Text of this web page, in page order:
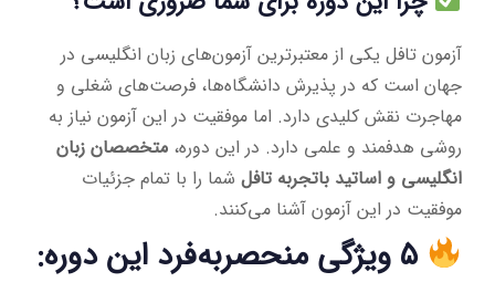
آزمون تافل یکی از معتبرترین آزمون‌های زبان انگلیسی در
جهان است که در پذیرش دانشگاه‌ها، فرصت‌های شغلی و
مهاجرت نقش کلیدی دارد. اما موفقیت در این آزمون نیاز به
روشی هدفمند و علمی دارد. در این دوره، متخصصان زبان
انگلیسی و اساتید باتجربه تافل شما را با تمام جزئیات
موفقیت در این آزمون آشنا می‌کنند.
۵ ویژگی منحصربه‌فرد این دوره: